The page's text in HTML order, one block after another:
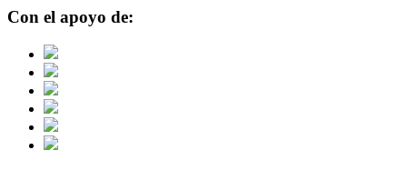
Con el apoyo de: